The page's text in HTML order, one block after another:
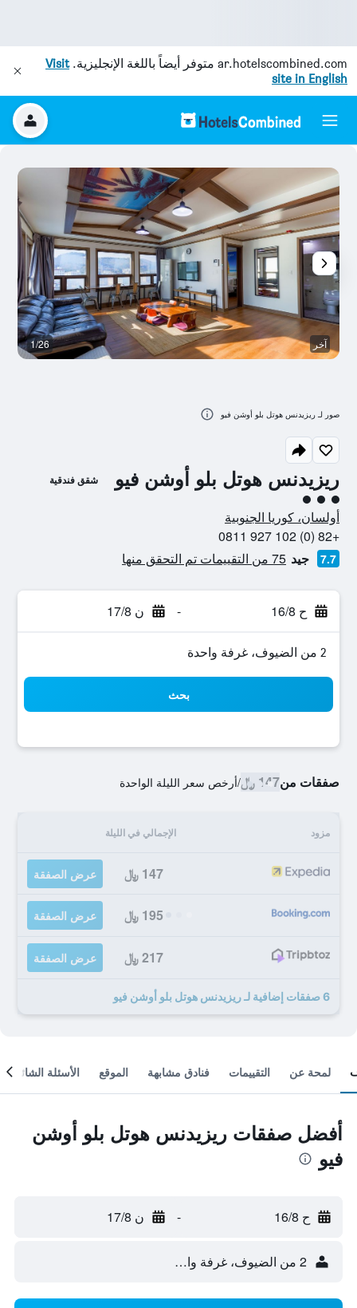
ar.hotelscombined.com متوفر أيضاً باللغة الإنجليزية.Visit
site in English
ريزيدنس هوتل بلو أوشن فيو شقق فندقية
تقييم فئة 3
أولسان، كوريا الجنوبية
+82 (0) 102 927 0811
7.7 جيد 75 من التقييمات تم التحقق منها
ح 16/8 - ن 17/8
2 من الضيوف، غرفة واحدة
بحث
صفقات من147 ﷼ /أرخص سعر الليلة الواحدة
مزود الإجمالي في الليلة
147 ﷼ عرض الصفقة
195 ﷼ عرض الصفقة
217 ﷼ عرض الصفقة
6 صفقات إضافية لـ ريزيدنس هوتل بلو أوشن فيو
آخر 1/26
صور لـ ريزيدنس هوتل بلو أوشن فيو
لمحة عن التقييمات فنادق مشابهة الموقع الأسئلة الشائعة
أفضل صفقات ريزيدنس هوتل بلو أوشن
فيو
ح 16/8 - ن 17/8
2 من الضيوف، غرفة واحدة